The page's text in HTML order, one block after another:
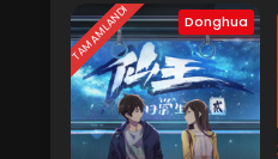
TAMAMLANDI Donghua